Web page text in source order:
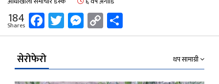
184
Shares Facebook
Twitter
Messenger
Copy
Link
सेरोफेरो थप सामाग्री